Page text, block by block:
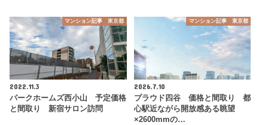
マンション記事 東京都
2022.11.3
パークホームズ西小山 予定価格
と間取り 新宿サロン訪問
マンション記事 東京都
2026.7.10
プラウド四谷 価格と間取り 都
心駅近ながら開放感ある眺望
×2600mmの…